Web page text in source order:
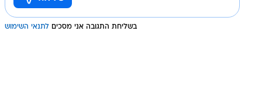
בשליחת התגובה אני מסכים לתנאי השימוש